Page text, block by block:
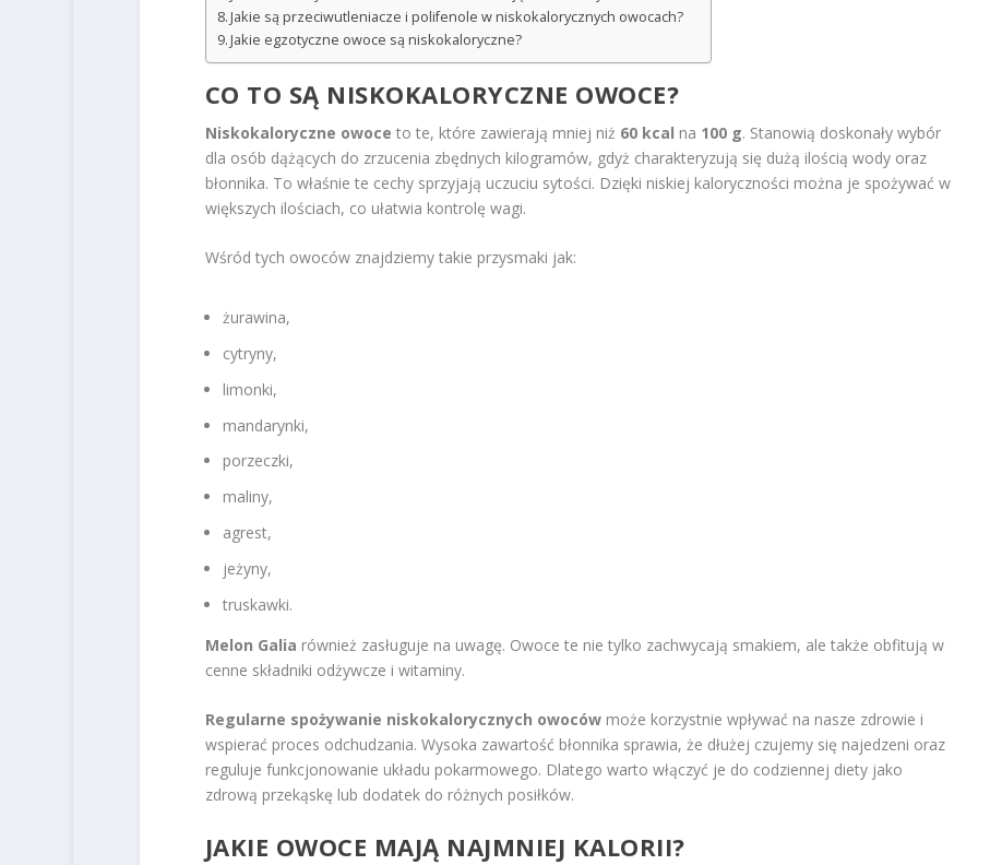
Jakie są przeciwutleniacze i polifenole w niskokalorycznych owocach?
Jakie egzotyczne owoce są niskokaloryczne?
CO TO SĄ NISKOKALORYCZNE OWOCE?
Niskokaloryczne owoce to te, które zawierają mniej niż 60 kcal na 100 g. Stanowią doskonały wybór
dla osób dążących do zrzucenia zbędnych kilogramów, gdyż charakteryzują się dużą ilością wody oraz
błonnika. To właśnie te cechy sprzyjają uczuciu sytości. Dzięki niskiej kaloryczności można je spożywać w
większych ilościach, co ułatwia kontrolę wagi.
Wśród tych owoców znajdziemy takie przysmaki jak:
żurawina,
cytryny,
limonki,
mandarynki,
porzeczki,
maliny,
agrest,
jeżyny,
truskawki.
Melon Galia również zasługuje na uwagę. Owoce te nie tylko zachwycają smakiem, ale także obfitują w
cenne składniki odżywcze i witaminy.
Regularne spożywanie niskokalorycznych owocówmoże korzystnie wpływać na nasze zdrowie i
wspierać proces odchudzania. Wysoka zawartość błonnika sprawia, że dłużej czujemy się najedzeni oraz
reguluje funkcjonowanie układu pokarmowego. Dlatego warto włączyć je do codziennej diety jako
zdrową przekąskę lub dodatek do różnych posiłków.
JAKIE OWOCE MAJĄ NAJMNIEJ KALORII?